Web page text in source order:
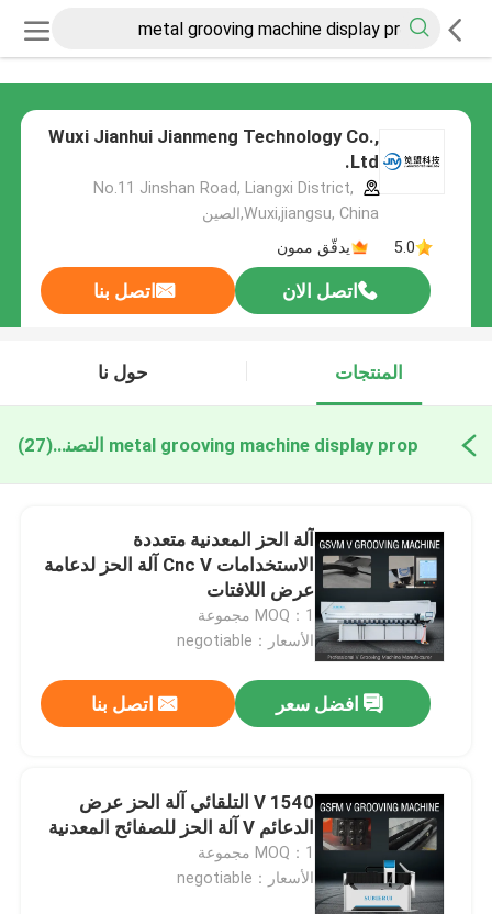
Wuxi Jianhui Jianmeng Technology Co.,
Ltd.
No.11 Jinshan Road, Liangxi District,
Wuxi,jiangsu, China,الصين
5.0
يدقّق ممون
اتصل الان اتصل بنا
المنتجات حول نا
metal grooving machine display prop التصنيع عبر الإنترنت(27)
آلة الحز المعدنية متعددة
الاستخدامات Cnc V آلة الحز لدعامة
عرض اللافتات
MOQ：1 مجموعة
الأسعار：negotiable
افضل سعر اتصل بنا
1540 V التلقائي آلة الحز عرض
الدعائم V آلة الحز للصفائح المعدنية
MOQ：1 مجموعة
الأسعار：negotiable